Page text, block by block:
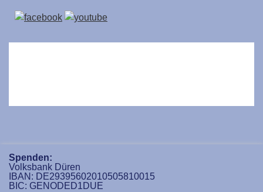
Spenden:
Volksbank Düren
IBAN: DE29395602010505810015
BIC: GENODED1DUE